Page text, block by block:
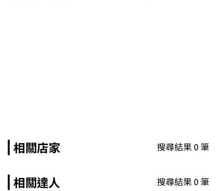
相關店家 搜尋結果0筆
相關達人 搜尋結果0筆